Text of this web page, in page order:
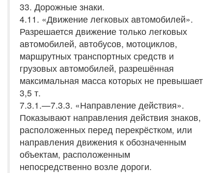
33. Дорожные знаки.
4.11. «Движение легковых автомобилей».
Разрешается движение только легковых
автомобилей, автобусов, мотоциклов,
маршрутных транспортных средств и
грузовых автомобилей, разрешённая
максимальная масса которых не превышает
3,5 т.
7.3.1.—7.3.3. «Направление действия».
Показывают направления действия знаков,
расположенных перед перекрёстком, или
направления движения к обозначенным
объектам, расположенным
непосредственно возле дороги.